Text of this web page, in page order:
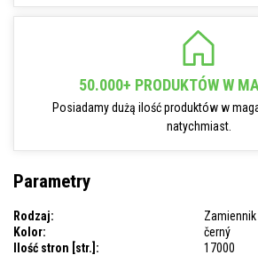
50.000+ PRODUKTÓW W
Posiadamy dużą ilość produktów w
natychmiast.
Parametry
Rodzaj:
Zamiennik
Kolor:
černý
Ilość stron [str.]:
17000